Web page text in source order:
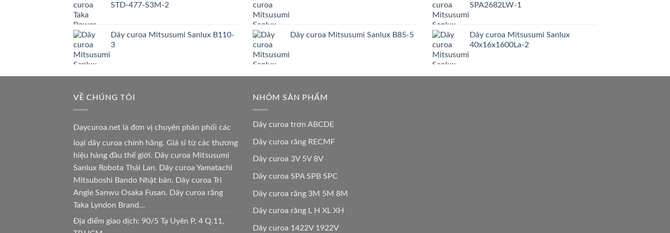
STD-477-S3M-2
Dây curoa Mitsusumi Sanlux B110-
3
Dây curoa Mitsusumi Sanlux B85-5
SPA2682LW-1
Dây curoa Mitsusumi Sanlux
40x16x1600La-2
VỀ CHÚNG TÔI
Daycuroa.net là đơn vị chuyên phân phối các
loại dây curoa chính hãng. Giá sỉ từ các thương
hiệu hàng đầu thế giới. Dây curoa Mitsusumi
Sanlux Robota Thái Lan. Dây curoa Yamatachi
Mitsuboshi Bando Nhật bản. Dây curoa Tri
Angle Sanwu Osaka Fusan. Dây curoa răng
Taka Lyndon Brand...
Địa điểm giao dịch: 90/5 Tạ Uyên P. 4 Q.11,
NHÓM SẢN PHẨM
Dây curoa trơn ABCDE
Dây curoa răng RECMF
Dây curoa 3V 5V 8V
Dây curoa SPA SPB SPC
Dây curoa răng 3M 5M 8M
Dây curoa răng L H XL XH
Dây curoa 1422V 1922V